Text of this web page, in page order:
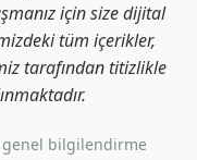
için size dijital
tüm içerikler,
tarafından titizlikle
genel bilgilendirme